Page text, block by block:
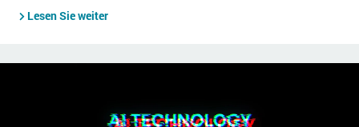
Lesen Sie weiter